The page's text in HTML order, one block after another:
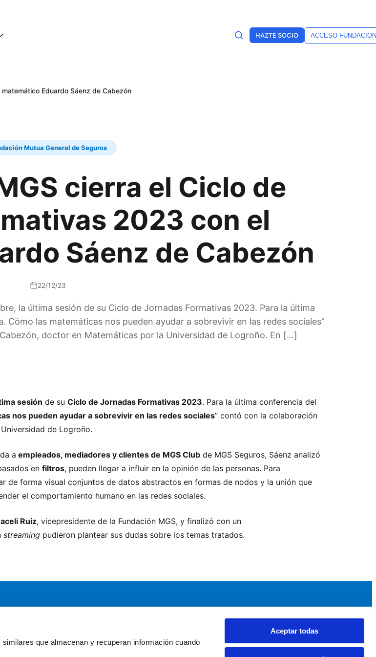
que almacenan y recuperan información cuando
Aceptar todas
HAZTE SOCIO ACCESO
Eduardo Sáenz de Cabezón
Mutua General de Seguros
cierra el Ciclo de
2023 con el
Sáenz de Cabezón
22/12/23
la última sesión de su Ciclo de Jornadas Formativas 2023. Para la última
Cómo las matemáticas nos pueden ayudar a sobrevivir en las redes sociales”
doctor en Matemáticas por la Universidad de Logroño. En […]
sesión de su Ciclo de Jornadas Formativas 2023. Para la última conferencia del
nos pueden ayudar a sobrevivir en las redes sociales” contó con la colaboración
de Logroño.
a empleados, mediadores y clientes de MGS Club de MGS Seguros, Sáenz analizó
en filtros, pueden llegar a influir en la opinión de las personas. Para
de forma visual conjuntos de datos abstractos en formas de nodos y la unión que
el comportamiento humano en las redes sociales.
Ruiz, vicepresidente de la Fundación MGS, y finalizó con un
streaming pudieron plantear sus dudas sobre los temas tratados.
Noticias y Eventos
Noticias AEF